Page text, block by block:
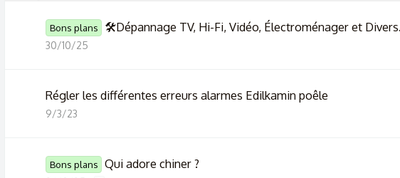
Bons plans 🛠️Dépannage TV, Hi-Fi, Vidéo, Électroménager et
30/10/25
Régler les différentes erreurs alarmes Edilkamin poêle
9/3/23
Bons plans Qui adore chiner ?